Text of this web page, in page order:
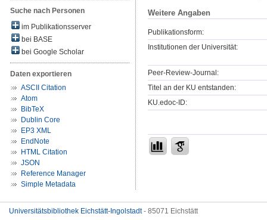
Suche nach Personen
im Publikationsserver
bei BASE
bei Google Scholar
Daten exportieren
ASCII Citation
Atom
BibTeX
Dublin Core
EP3 XML
EndNote
HTML Citation
JSON
Reference Manager
Simple Metadata
Weitere Angaben
Publikationsform:
Institutionen der Universität:
Peer-Review-Journal:
Titel an der KU entstanden:
KU.edoc-ID:
Universitätsbibliothek Eichstätt-Ingolstadt- 85071 Eichstätt